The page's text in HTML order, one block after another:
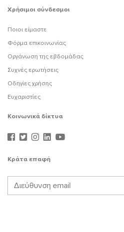
Χρήσιμοι σύνδεσμοι
Ποιοι είμαστε
Φόρμα επικοινωνίας
Οργάνωση της εβδομάδας
Συχνές ερωτήσεις
Οδηγίες χρήσης
Ευχαριστίες
Κοινωνικά δίκτυα
Κράτα επαφή